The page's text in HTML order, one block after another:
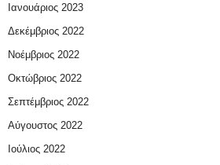
Ιανουάριος 2023
Δεκέμβριος 2022
Νοέμβριος 2022
Οκτώβριος 2022
Σεπτέμβριος 2022
Αύγουστος 2022
Ιούλιος 2022